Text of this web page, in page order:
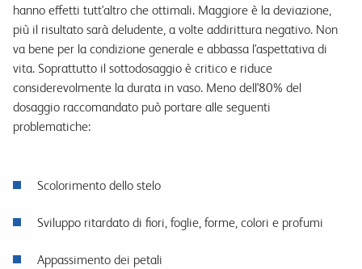
hanno effetti tutt'altro che ottimali. Maggiore è la deviazione,
più il risultato sarà deludente, a volte addirittura negativo. Non
va bene per la condizione generale e abbassa l'aspettativa di
vita. Soprattutto il sottodosaggio è critico e riduce
considerevolmente la durata in vaso. Meno dell'80% del
dosaggio raccomandato può portare alle seguenti
problematiche:
Scolorimento dello stelo
Sviluppo ritardato di fiori, foglie, forme, colori e profumi
Appassimento dei petali